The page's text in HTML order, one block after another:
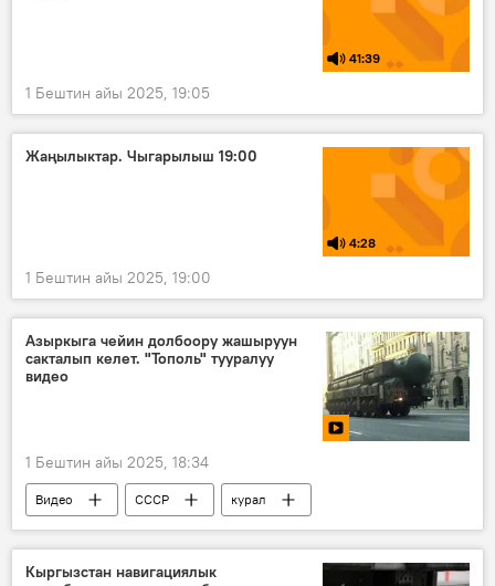
41:39
1 Бештин айы 2025, 19:05
Жаңылыктар. Чыгарылыш 19:00
4:28
1 Бештин айы 2025, 19:00
Азыркыга чейин долбоору жашыруун
сакталып келет. "Тополь" тууралуу
видео
1 Бештин айы 2025, 18:34
Видео СССР
курал
ракета
комплекс
"Тополь" ракеталык комплекси
Кыргызстан навигациялык